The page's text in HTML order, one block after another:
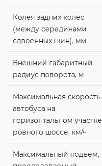
Колея задних колес
(между серединами
сдвоенных шин), мм
Внешний габаритный
радиус поворота, м
Максимальная скорость
автобуса на
горизонтальном участке
ровного шоссе, км/ч
Максимальный подъем,